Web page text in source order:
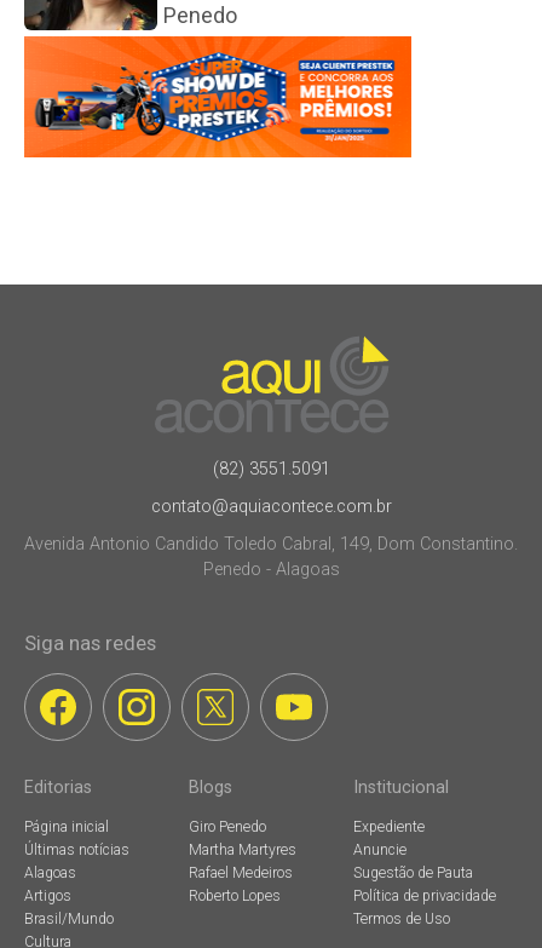
Penedo
(82) 3551.5091
contato@aquiacontece.com.br
Avenida Antonio Candido Toledo Cabral, 149, Dom Constantino.
Penedo - Alagoas
Siga nas redes
Editorias
Página inicial
Últimas notícias
Alagoas
Artigos
Brasil/Mundo
Cultura
Blogs
Giro Penedo
Martha Martyres
Rafael Medeiros
Roberto Lopes
Institucional
Expediente
Anuncie
Sugestão de Pauta
Política de privacidade
Termos de Uso